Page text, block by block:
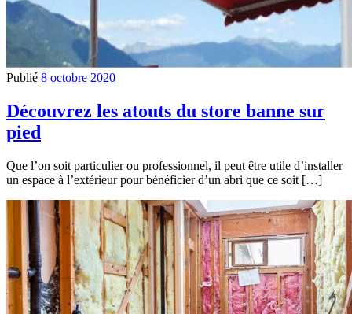
Publié 8 octobre 2020
Découvrez les atouts du store banne sur
pied
Que l’on soit particulier ou professionnel, il peut être utile d’installer
un espace à l’extérieur pour bénéficier d’un abri que ce soit […]